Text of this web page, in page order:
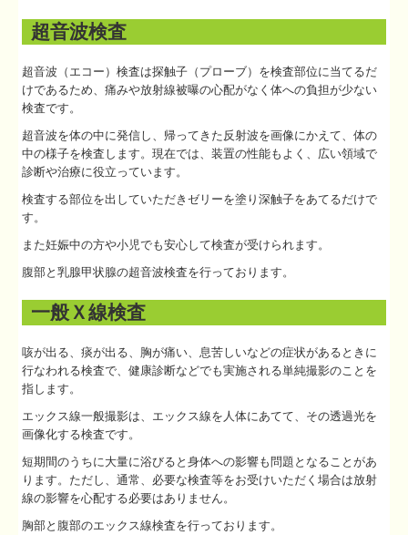
超音波検査
超音波（エコー）検査は探触子（プローブ）を検査部位に当てるだ
けであるため、痛みや放射線被曝の心配がなく体への負担が少ない
検査です。
超音波を体の中に発信し、帰ってきた反射波を画像にかえて、体の
中の様子を検査します。現在では、装置の性能もよく、広い領域で
診断や治療に役立っています。
検査する部位を出していただきゼリーを塗り深触子をあてるだけで
す。
また妊娠中の方や小児でも安心して検査が受けられます。
腹部と乳腺甲状腺の超音波検査を行っております。
一般Ｘ線検査
咳が出る、痰が出る、胸が痛い、息苦しいなどの症状があるときに
行なわれる検査で、健康診断などでも実施される単純撮影のことを
指します。
エックス線一般撮影は、エックス線を人体にあてて、その透過光を
画像化する検査です。
短期間のうちに大量に浴びると身体への影響も問題となることがあ
ります。ただし、通常、必要な検査等をお受けいただく場合は放射
線の影響を心配する必要はありません。
胸部と腹部のエックス線検査を行っております。